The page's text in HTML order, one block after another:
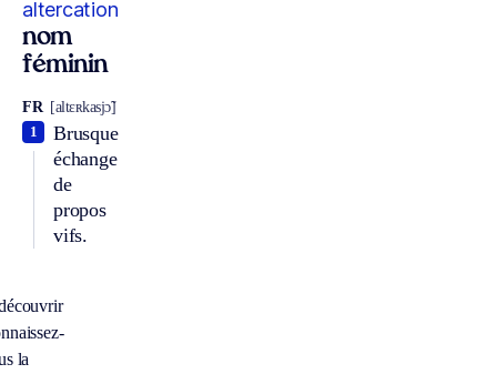
altercation
nom
féminin
FR [altɛʀkasjɔ̃]
Brusque
échange
de
propos
vifs.
1
la